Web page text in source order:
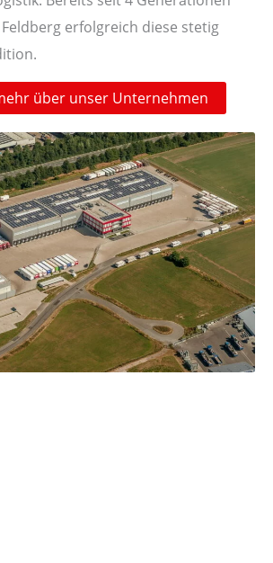
erfolgreich diese stetig
über unser Unternehmen